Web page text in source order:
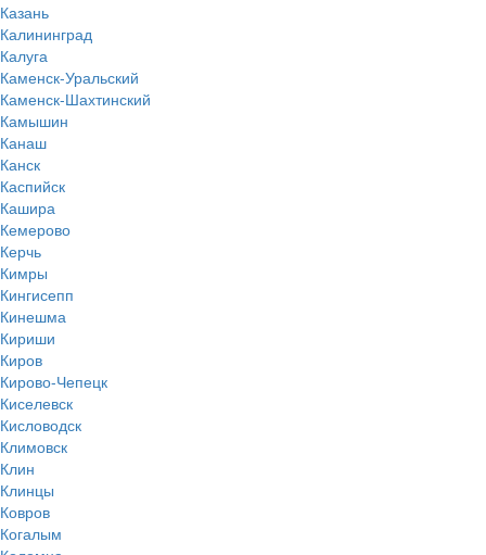
Казань
Калининград
Калуга
Каменск-Уральский
Каменск-Шахтинский
Камышин
Канаш
Канск
Каспийск
Кашира
Кемерово
Керчь
Кимры
Кингисепп
Кинешма
Кириши
Киров
Кирово-Чепецк
Киселевск
Кисловодск
Климовск
Клин
Клинцы
Ковров
Когалым